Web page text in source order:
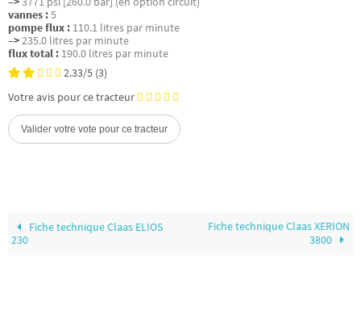
vannes :5
pompe flux : 110.1 litres par minute
–>235.0 litres par minute
flux total : 190.0 litres par minute
2.33/5 (3)
Votre avis pour ce tracteur
Fiche technique Claas ELIOS
230
Fiche technique Claas XERION
3800